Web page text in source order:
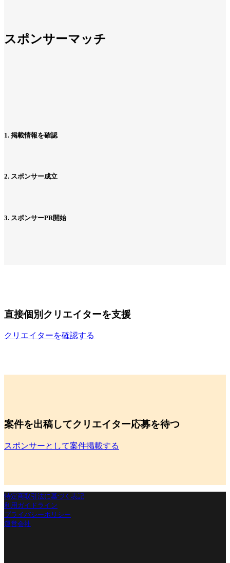
スポンサーマッチ
1. 掲載情報を確認
2. スポンサー成立
3. スポンサーPR開始
直接個別クリエイターを支援
クリエイターを確認する
案件を出稿してクリエイター応募を待つ
スポンサーとして案件掲載する
運営会社